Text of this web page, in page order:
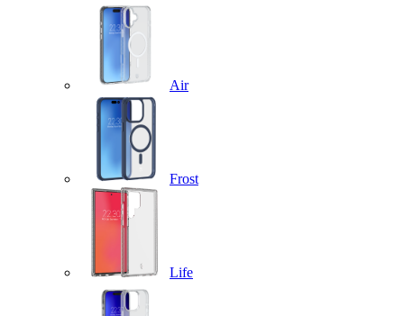
Air
Frost
Life